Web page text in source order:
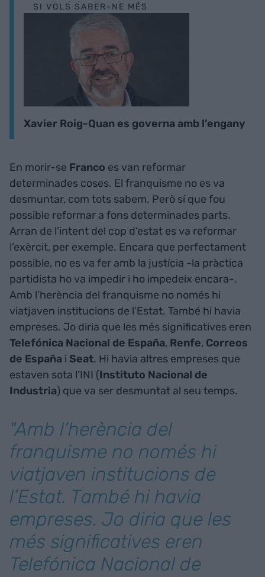
SI VOLS SABER-NE MÉS
Xavier Roig-Quan es governa amb l’engany
En morir-se Franco es van reformar
determinades coses. El franquisme no es va
desmuntar, com tots sabem. Però sí que fou
possible reformar a fons determinades parts.
Arran de l’intent del cop d’estat es va reformar
l’exèrcit, per exemple. Encara que perfectament
possible, no es va fer amb la justícia -la pràctica
partidista ho va impedir i ho impedeix encara-.
Amb l’herència del franquisme no només hi
viatjaven institucions de l’Estat. També hi havia
empreses. Jo diria que les més significatives eren
Telefónica Nacional de España, Renfe, Correos
de España i Seat. Hi havia altres empreses que
estaven sota l’INI (Instituto Nacional de
Industria) que va ser desmuntat al seu temps.
"Amb l’herència del
franquisme no només hi
viatjaven institucions de
l’Estat. També hi havia
empreses. Jo diria que les
més significatives eren
Telefónica Nacional de